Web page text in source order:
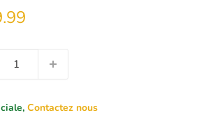
Contactez nous